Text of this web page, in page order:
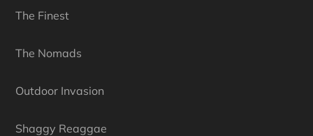
The Finest
The Nomads
Outdoor Invasion
Shaggy Reaggae